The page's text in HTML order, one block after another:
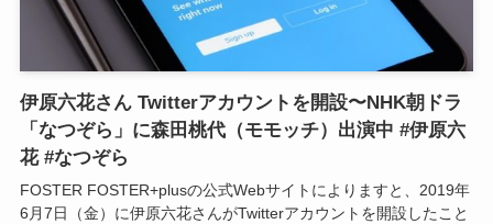
伊原六花さん Twitterアカウントを開設〜NHK朝ドラ
「なつぞら」に森田桃代（モモッチ）出演中 #伊原六
花 #なつぞら
FOSTER FOSTER+plusの公式Webサイトによりますと、2019年
6月7日（金）に伊原六花さんがTwitterアカウントを開設したこと